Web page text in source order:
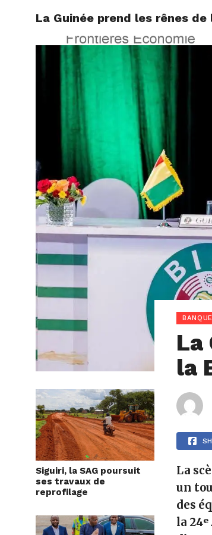
La Guinée prend les rênes de
Siguiri, la SAG poursuit
ses travaux de
reprofilage
La
la
La
un
des
la